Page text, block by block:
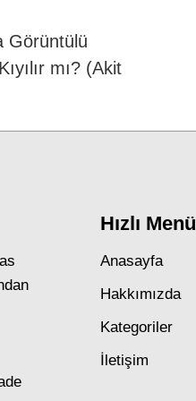
Görüntülü
mı? (Akit
Hızlı Menü
Anasayfa
Hakkımızda
Kategoriler
İletişim